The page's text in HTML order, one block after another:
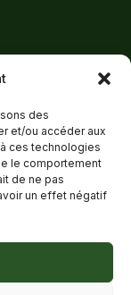
des
et/ou accéder aux
ces technologies
le comportement
de ne pas
un effet négatif